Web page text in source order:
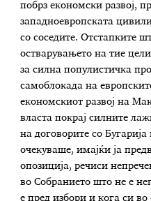
побрз економски развој,
западноевропската
со соседите. Отстапките
остварувањето на тие
за силна популистичка
самоблокада на
економскиот развој на
власта покрај силните
на договорите со Бугарија
очекуваше, имајќи ја
опозиција, речиси
во Собранието што не е
е пред избори и кога си во